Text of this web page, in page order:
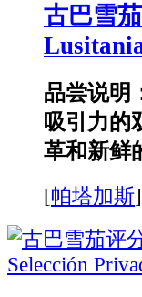
古巴雪
品尝说明
吸引力的
革和新鲜
[帕塔加斯]